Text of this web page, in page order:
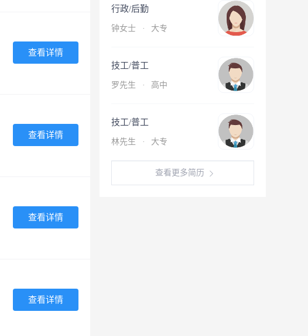
行政/后勤
钟女士 · 大专
技工/普工
罗先生 · 高中
技工/普工
林先生 · 大专
查看更多简历
查看详情
查看详情
查看详情
查看详情